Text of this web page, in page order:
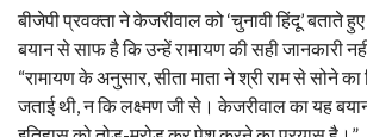
बीजेपी प्रवक्ता ने केजरीवाल को ‘चुनावी हिंदू’ बताते
बयान से साफ है कि उन्हें रामायण की सही जानकारी
“रामायण के अनुसार, सीता माता ने श्री राम से सोने का
जताई थी, न कि लक्ष्मण जी से। केजरीवाल का यह